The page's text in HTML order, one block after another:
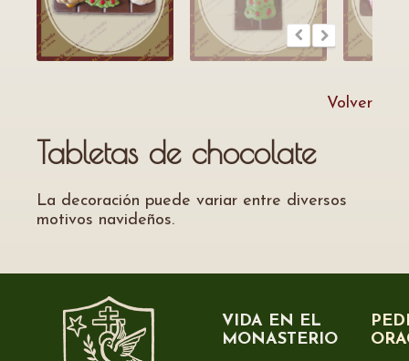
Volver
Tabletas de chocolate
La decoración puede variar entre diversos
motivos navideños.
VIDA EN EL
MONASTERIO